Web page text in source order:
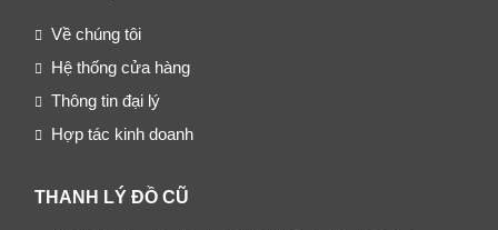
Về chúng tôi
Hệ thống cửa hàng
Thông tin đại lý
Hợp tác kinh doanh
THANH LÝ ĐỒ CŨ